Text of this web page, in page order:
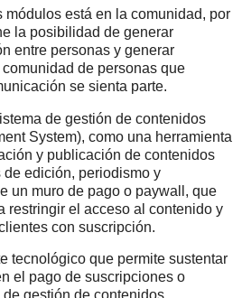
módulos está en la comunidad, por
la posibilidad de generar
entre personas y generar
de personas que
se sienta parte.
de gestión de contenidos
System), como una herramienta
y publicación de contenidos
edición, periodismo y
un muro de pago o paywall, que
restringir el acceso al contenido y
con suscripción.
tecnológico que permite sustentar
el pago de suscripciones o